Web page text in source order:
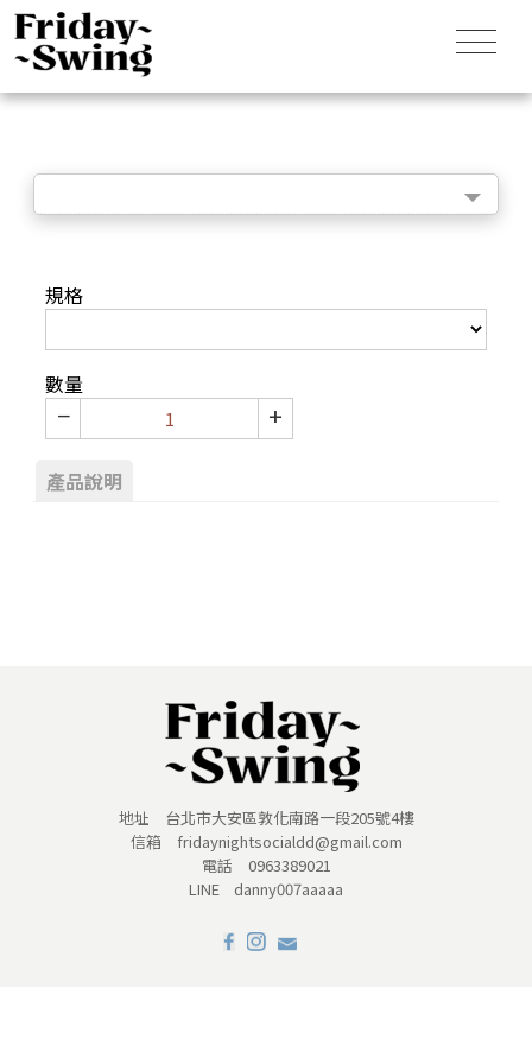
規格
數量
− +
產品說明
地址 台北市大安區敦化南路一段205號4樓
信箱 fridaynightsocialdd@gmail.com
電話 0963389021
LINE danny007aaaaa